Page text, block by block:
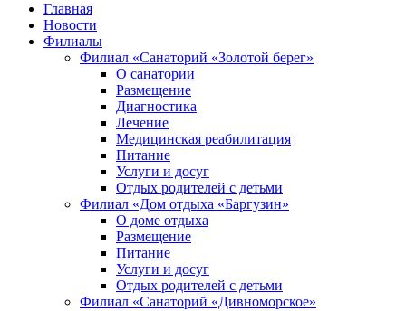
Главная
Новости
Филиалы
Филиал «Санаторий «Золотой берег»
О санатории
Размещение
Диагностика
Лечение
Медицинская реабилитация
Питание
Услуги и досуг
Отдых родителей с детьми
Филиал «Дом отдыха «Баргузин»
О доме отдыха
Размещение
Питание
Услуги и досуг
Отдых родителей с детьми
Филиал «Санаторий «Дивноморское»